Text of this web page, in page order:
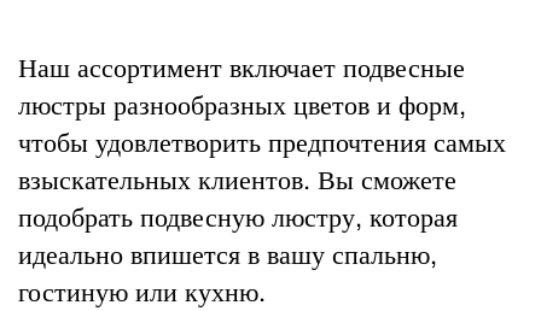
Наш ассортимент включает подвесные
люстры разнообразных цветов и форм,
чтобы удовлетворить предпочтения самых
взыскательных клиентов. Вы сможете
подобрать подвесную люстру, которая
идеально впишется в вашу спальню,
гостиную или кухню.